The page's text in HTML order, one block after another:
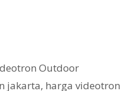
Outdoor
jakarta, harga videotron